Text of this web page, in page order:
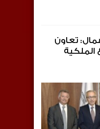
تعاون